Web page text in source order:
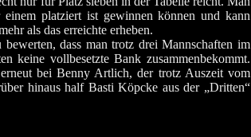
platziert ist gewinnen können und kann
als das erreichte erheben.
dass man trotz drei Mannschaften im
keine vollbesetzte Bank zusammenbekommt.
bei Benny Artlich, der trotz Auszeit vom
hinaus half Basti Köpcke aus der „Dritten“